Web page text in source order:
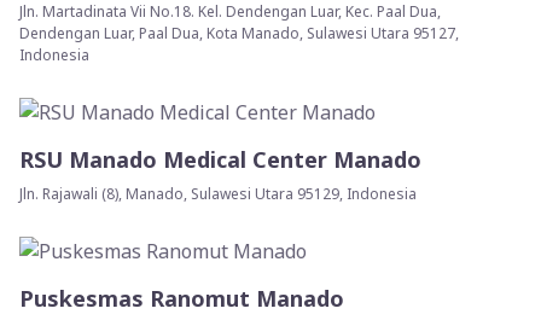
Jln. Martadinata Vii No.18. Kel. Dendengan Luar, Kec. Paal Dua,
Dendengan Luar, Paal Dua, Kota Manado, Sulawesi Utara 95127,
Indonesia
RSU Manado Medical Center Manado
Jln. Rajawali (8), Manado, Sulawesi Utara 95129, Indonesia
Puskesmas Ranomut Manado